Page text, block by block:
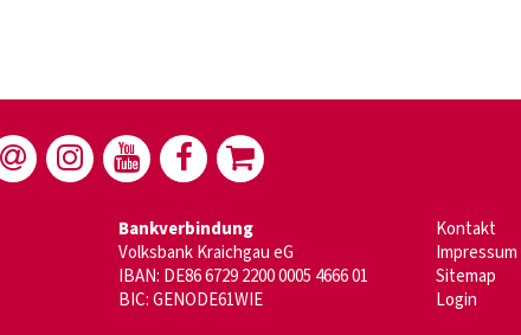
Bankverbindung
Volksbank Kraichgau eG
IBAN: DE86 6729 2200 0005 4666 01
BIC: GENODE61WIE
Kontakt
Impressum
Sitemap
Login